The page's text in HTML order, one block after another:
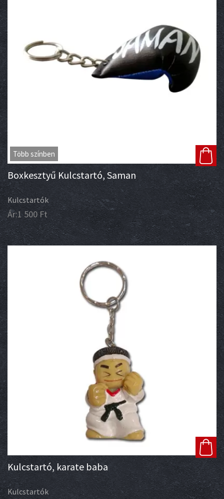
Több színben
Boxkesztyű Kulcstartó, Saman
Kulcstartók
Ár:1 500Ft
Kulcstartó, karate baba
Kulcstartók